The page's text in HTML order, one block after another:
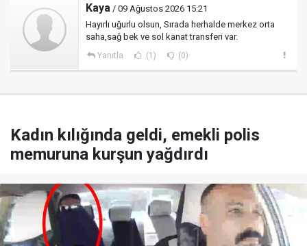
Kaya / 09 Ağustos 2026 15:21
Hayırlı uğurlu olsun, Sırada herhalde merkez orta
saha,sağ bek ve sol kanat transferi var.
Yanıtla (1) (0)
Kadın kılığında geldi, emekli polis
memuruna kurşun yağdırdı